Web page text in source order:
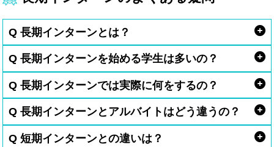
Q 長期インターンとは？
Q 長期インターンを始める学生は多いの？
Q 長期インターンでは実際に何をするの？
Q 長期インターンとアルバイトはどう違うの？
Q 短期インターンとの違いは？